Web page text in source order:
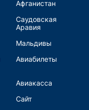
Афганистан
Саудовская
Аравия
Мальдивы
Авиабилеты
Авиакасса
Сайт